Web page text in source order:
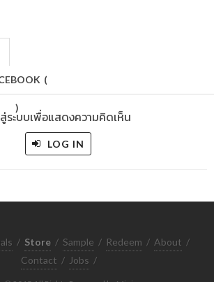
(
)
สู่ระบบเพื่อแสดงความคิดเห็น
LOG IN
/ Store / Sample / Redeem / About /
Contact / Jobs /